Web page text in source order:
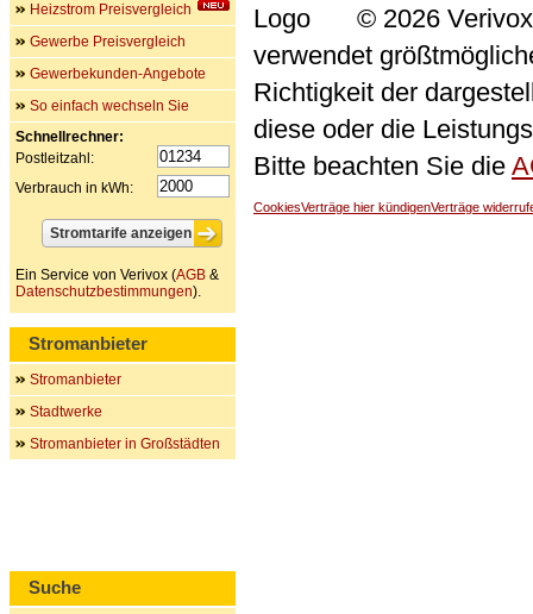
© 2026
verwendet
Richtigkeit der
diese oder die
Bitte beachten Sie die
CookiesVerträge hier kündigenVerträge
Heizstrom Preisvergleich
Gewerbe Preisvergleich
Gewerbekunden-Angebote
So einfach wechseln Sie
Schnellrechner:
Postleitzahl:
Verbrauch in kWh:
Ein Service von Verivox (AGB &
Datenschutzbestimmungen).
Stromanbieter
Stromanbieter
Stadtwerke
Stromanbieter in Großstädten
Suche